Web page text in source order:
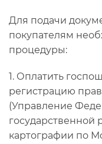
Для подачи
покупателям
процедуры:
1. Оплатить
регистрацию
(Управление
государственной
картографии по